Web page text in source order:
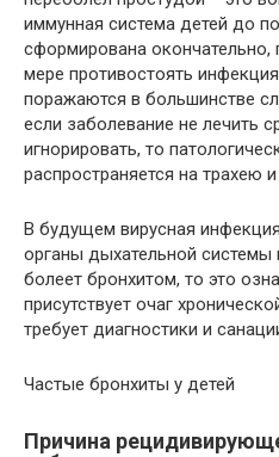
иммунная система детей до
сформирована
мере противостоять
поражаются в большинстве
если заболевание не лечить
игнорировать, то
распространяется на трахею и
В будущем вирусная
органы дыхательной системы
болеет бронхитом, то это
присутствует очаг
требует диагностики и
Частые бронхиты у детей
Причина